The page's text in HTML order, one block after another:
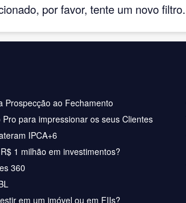
por favor, tente um novo filtro.
Prospecção ao Fechamento
Pro para impressionar os seus Clientes
IPCA+6
1 milhão em investimentos?
360
em um imóvel ou em FIIs?